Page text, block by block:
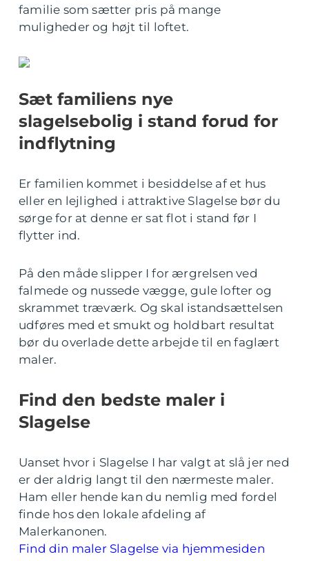
familie som sætter pris på mange
muligheder og højt til loftet.
Sæt familiens nye
slagelsebolig i stand forud for
indflytning
Er familien kommet i besiddelse af et hus
eller en lejlighed i attraktive Slagelse bør du
sørge for at denne er sat flot i stand før I
flytter ind.
På den måde slipper I for ærgrelsen ved
falmede og nussede vægge, gule lofter og
skrammet træværk. Og skal istandsættelsen
udføres med et smukt og holdbart resultat
bør du overlade dette arbejde til en faglært
maler.
Find den bedste maler i
Slagelse
Uanset hvor i Slagelse I har valgt at slå jer ned
er der aldrig langt til den nærmeste maler.
Ham eller hende kan du nemlig med fordel
finde hos den lokale afdeling af
Malerkanonen.
Find din maler Slagelse via hjemmesiden